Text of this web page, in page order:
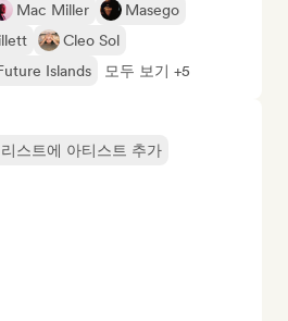
Mac Miller
Masego
Cleo Sol
Islands 모두 보기 +5
스트에 아티스트 추가